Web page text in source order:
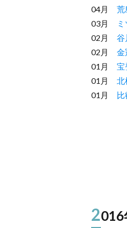
04月
03月
02月
02月 金
01月 宝
01月 北
01月 比
2016